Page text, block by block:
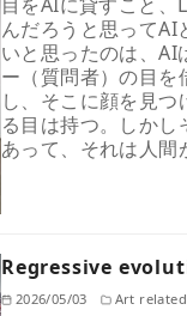
んだろうと思ってAI
いと思ったのは、AI
ー（質問者）の目
し、そこに顔を見
る目は持つ。しか
あって、それは人
Regressive
2026/05/03 Art related